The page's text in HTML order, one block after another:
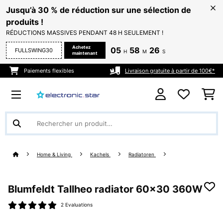
Jusqu’à 30 % de réduction sur une sélection de
produits !
RÉDUCTIONS MASSIVES PENDANT 48 H SEULEMENT !
FULLSWING30
Achetez
maintenant
05 H 58 M 25 S
Paiements flexibles Livraison gratuite à partir de 100€*
Home & Living Kachels Radiatoren
Blumfeldt Tallheo radiator 60x30 360W
2 Evaluations